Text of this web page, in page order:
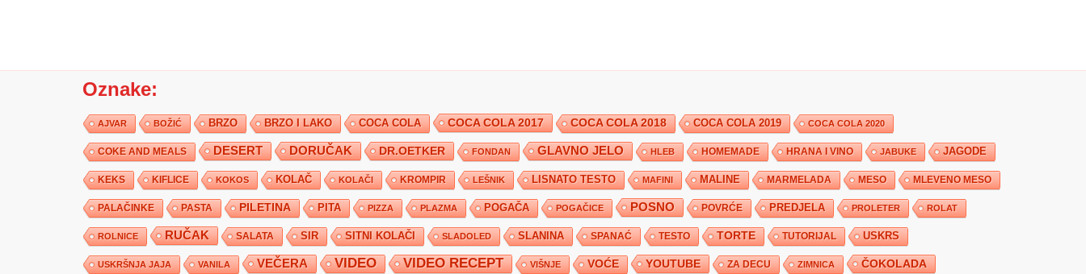
Oznake:
AJVAR BOŽIĆ BRZO BRZO I LAKO COCA COLA COCA COLA 2017 COCA COLA 2018 COCA COLA 2019 COCA COLA 2020
COKE AND MEALS DESERT DORUČAK DR.OETKER FONDAN GLAVNO JELO HLEB HOMEMADE HRANA I VINO JABUKE JAGODE
KEKS KIFLICE KOKOS KOLAČ KOLAČI KROMPIR LEŠNIK LISNATO TESTO MAFINI MALINE MARMELADA MESO MLEVENO MESO
PALAČINKE PASTA PILETINA PITA PIZZA PLAZMA POGAČA POGAČICE POSNO POVRĆE PREDJELA PROLETER ROLAT
ROLNICE RUČAK SALATA SIR SITNI KOLAČI SLADOLED SLANINA SPANAĆ TESTO TORTE TUTORIJAL USKRS
USKRŠNJA JAJA VANILA VEČERA VIDEO VIDEO RECEPT VIŠNJE VOĆE YOUTUBE ZA DECU ZIMNICA ČOKOLADA